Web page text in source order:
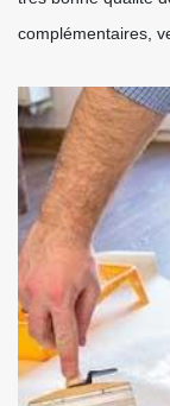
complémentaires,